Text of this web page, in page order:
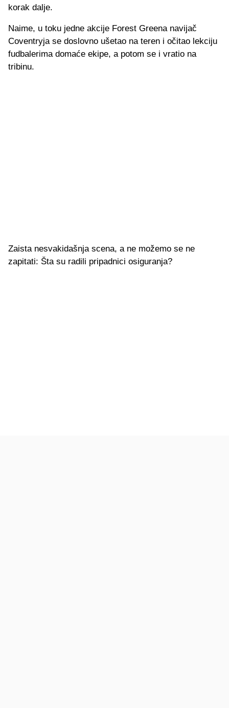
korak dalje.
Naime, u toku jedne akcije Forest Greena navijač
Coventryja se doslovno ušetao na teren i očitao lekciju
fudbalerima domaće ekipe, a potom se i vratio na
tribinu.
Zaista nesvakidašnja scena, a ne možemo se ne
zapitati: Šta su radili pripadnici osiguranja?